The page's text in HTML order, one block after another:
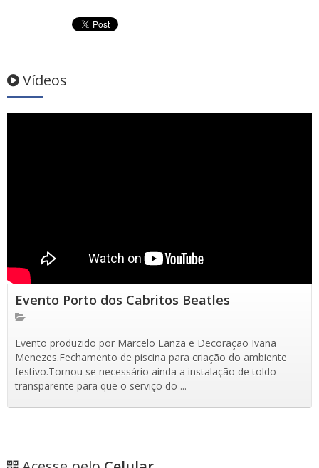
Vídeos
Evento Porto dos Cabritos Beatles
Evento produzido por Marcelo Lanza e Decoração Ivana
Menezes.Fechamento de piscina para criação do ambiente
festivo.Tornou se necessário ainda a instalação de toldo
transparente para que o serviço do ...